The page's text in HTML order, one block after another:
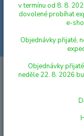
KUCHYŇKY,
A POTRAVINY
Mikro
Mikro
v termínu od 8. 8.
dovolené probíhat
e-
Objednávky přijaté,
Objednávky
neděle 22. 8. 2026